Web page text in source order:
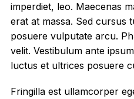
imperdiet, leo. Maecenas
erat at massa. Sed cursus
posuere vulputate arcu.
velit. Vestibulum ante
luctus et ultrices posuere
Fringilla est ullamcorper